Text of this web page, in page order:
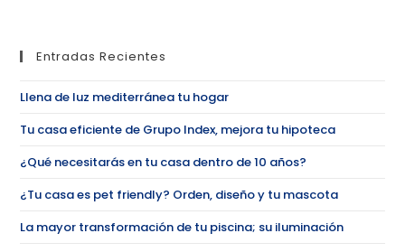
Entradas Recientes
Llena de luz mediterránea tu hogar
Tu casa eficiente de Grupo Index, mejora tu hipoteca
¿Qué necesitarás en tu casa dentro de 10 años?
¿Tu casa es pet friendly? Orden, diseño y tu mascota
La mayor transformación de tu piscina; su iluminación